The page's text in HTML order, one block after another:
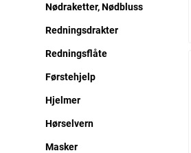
Nødraketter, Nødbluss
Redningsdrakter
Redningsflåte
Førstehjelp
Hjelmer
Hørselvern
Masker